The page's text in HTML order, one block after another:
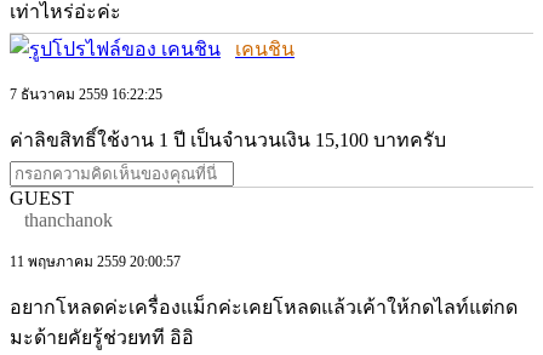
เท่าไหร่อ่ะค่ะ
เคนชิน
7 ธันวาคม 2559 16:22:25
ค่าลิขสิทธิ์ใช้งาน 1 ปี เป็นจำนวนเงิน 15,100 บาทครับ
GUEST
thanchanok
11 พฤษภาคม 2559 20:00:57
อยากโหลดค่ะเครื่องแม็กค่ะเคยโหลดแล้วเค้าให้กดไลท์แต่กด
มะด้ายคัยรู้ช่วยทที อิอิ